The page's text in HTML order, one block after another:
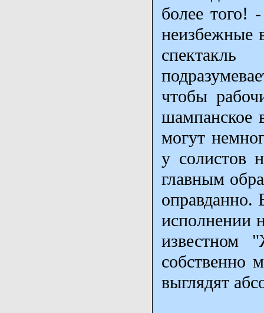
более того!
неизбежные
чтобы
шампанское
могут
у солистов
главным
оправданно.
исполнении
известном
собственно
выглядят